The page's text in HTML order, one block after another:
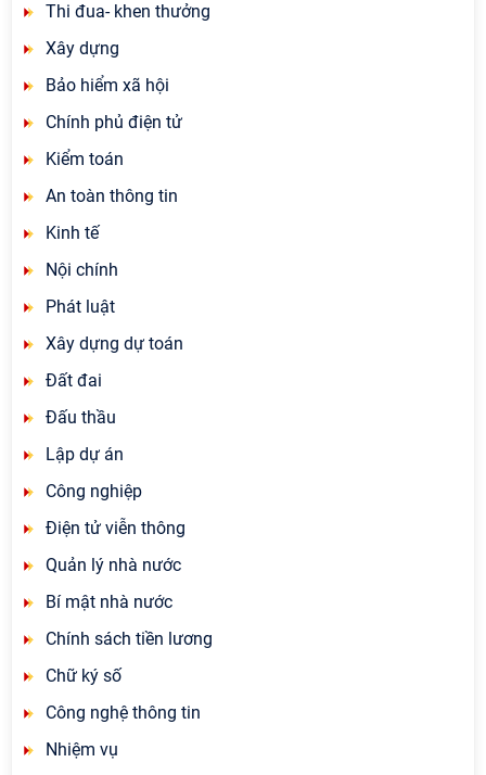
Thi đua- khen thưởng
Xây dựng
Bảo hiểm xã hội
Chính phủ điện tử
Kiểm toán
An toàn thông tin
Kinh tế
Nội chính
Phát luật
Xây dựng dự toán
Đất đai
Đấu thầu
Lập dự án
Công nghiệp
Điện tử viễn thông
Quản lý nhà nước
Bí mật nhà nước
Chính sách tiền lương
Chữ ký số
Công nghệ thông tin
Nhiệm vụ